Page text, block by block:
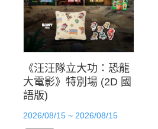
《汪汪隊立大功：恐龍
大電影》特別場 (2D 國
語版)
2026/08/15 ~ 2026/08/15